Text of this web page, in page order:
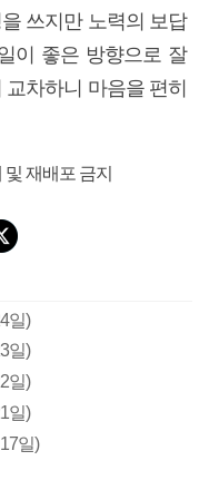
쓰지만 노력의 보답
이 좋은 방향으로 잘
차하니 마음을 편히
재배포 금지
일)
일)
일)
일)
일)